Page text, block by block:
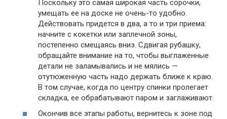
Поскольку это самая широкая часть сорочки,
умещать ее на доске не очень-то удобно.
Действовать придется в два, а то и три приема:
начните с кокетки или заплечной зоны,
постепенно смещаясь вниз. Сдвигая рубашку,
обращайте внимание на то, чтобы выглаженные
детали не заламывались и не мялись —
отутюженную часть надо держать ближе к краю.
В том случае, когда по центру спинки пролегает
складка, ее обрабатывают паром и заглаживают.
Окончив все этапы работы, вернитесь к зоне под